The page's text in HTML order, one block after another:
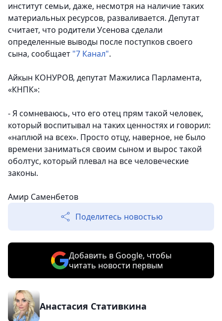
институт семьи, даже, несмотря на наличие таких
материальных ресурсов, разваливается. Депутат
считает, что родители Усенова сделали
определенные выводы после поступков своего
сына, сообщает "7 Канал".
Айкын КОНУРОВ, депутат Мажилиса Парламента,
«КНПК»:
- Я сомневаюсь, что его отец прям такой человек,
который воспитывал на таких ценностях и говорил:
«наплюй на всех». Просто отцу, наверное, не было
времени заниматься своим сыном и вырос такой
оболтус, который плевал на все человеческие
законы.
Амир Саменбетов
Поделитесь новостью
Добавить в Google, чтобы
читать новости первым
Анастасия Стативкина